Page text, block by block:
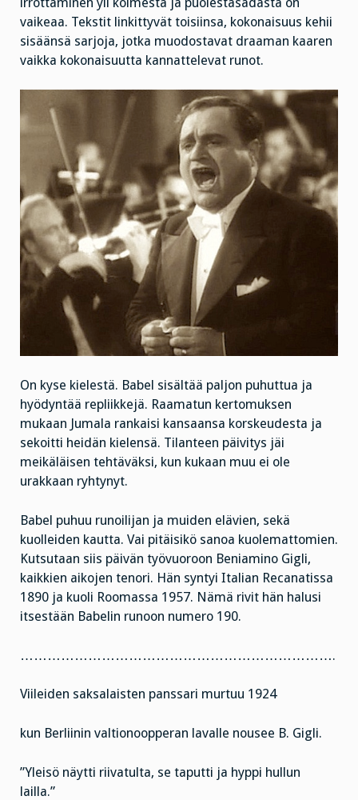
vaikeaa. Tekstit linkittyvät toisiinsa, kokonaisuus kehii
sisäänsä sarjoja, jotka muodostavat draaman kaaren
vaikka kokonaisuutta kannattelevat runot.
On kyse kielestä. Babel sisältää paljon puhuttua ja
hyödyntää repliikkejä. Raamatun kertomuksen
mukaan Jumala rankaisi kansaansa korskeudesta ja
sekoitti heidän kielensä. Tilanteen päivitys jäi
meikäläisen tehtäväksi, kun kukaan muu ei ole
urakkaan ryhtynyt.
Babel puhuu runoilijan ja muiden elävien, sekä
kuolleiden kautta. Vai pitäisikö sanoa kuolemattomien.
Kutsutaan siis päivän työvuoroon Beniamino Gigli,
kaikkien aikojen tenori. Hän syntyi Italian Recanatissa
1890 ja kuoli Roomassa 1957. Nämä rivit hän halusi
itsestään Babelin runoon numero 190.
…………………………………………………………….
Viileiden saksalaisten panssari murtuu 1924
kun Berliinin valtionoopperan lavalle nousee B. Gigli.
”Yleisö näytti riivatulta, se taputti ja hyppi hullun
lailla.”